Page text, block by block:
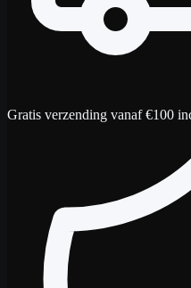
Gratis verzending vanaf €100